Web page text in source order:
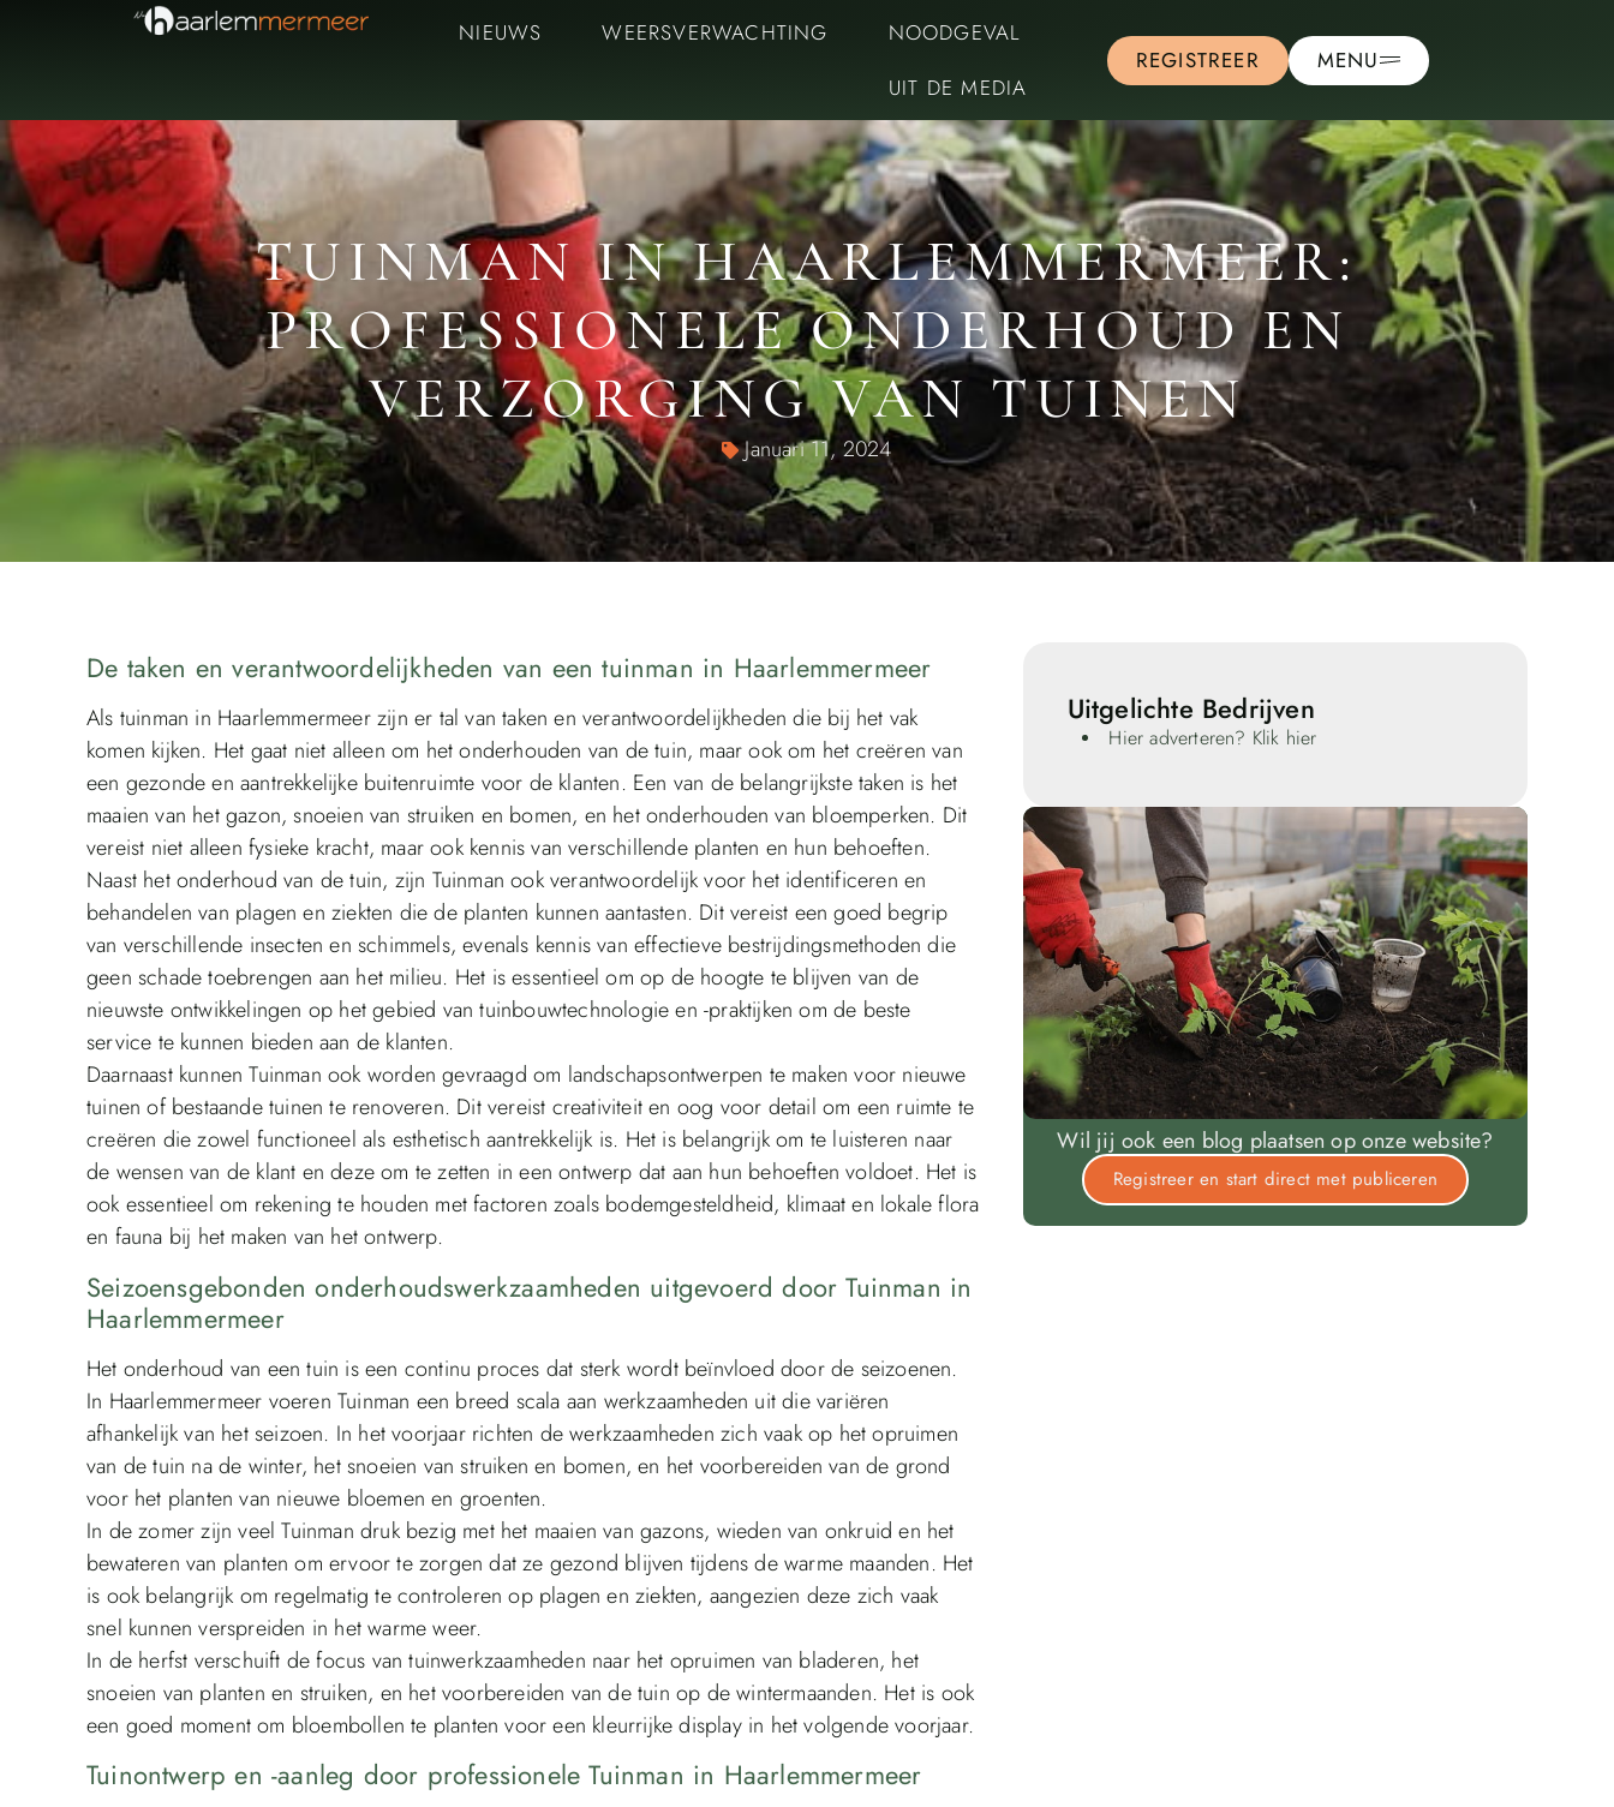
NIEUWS WEERSVERWACHTING
NOODGEVAL
UIT DE MEDIA
REGISTREER MENU
TUINMAN IN HAARLEMMERMEER:
PROFESSIONELE ONDERHOUD EN
VERZORGING VAN TUINEN
Januari 11, 2024
De taken en verantwoordelijkheden van een tuinman in Haarlemmermeer
Als tuinman in Haarlemmermeer zijn er tal van taken en verantwoordelijkheden die bij het vak
komen kijken. Het gaat niet alleen om het onderhouden van de tuin, maar ook om het creëren van
een gezonde en aantrekkelijke buitenruimte voor de klanten. Een van de belangrijkste taken is het
maaien van het gazon, snoeien van struiken en bomen, en het onderhouden van bloemperken. Dit
vereist niet alleen fysieke kracht, maar ook kennis van verschillende planten en hun behoeften.
Naast het onderhoud van de tuin, zijn Tuinman ook verantwoordelijk voor het identificeren en
behandelen van plagen en ziekten die de planten kunnen aantasten. Dit vereist een goed begrip
van verschillende insecten en schimmels, evenals kennis van effectieve bestrijdingsmethoden die
geen schade toebrengen aan het milieu. Het is essentieel om op de hoogte te blijven van de
nieuwste ontwikkelingen op het gebied van tuinbouwtechnologie en -praktijken om de beste
service te kunnen bieden aan de klanten.
Daarnaast kunnen Tuinman ook worden gevraagd om landschapsontwerpen te maken voor nieuwe
tuinen of bestaande tuinen te renoveren. Dit vereist creativiteit en oog voor detail om een ruimte te
creëren die zowel functioneel als esthetisch aantrekkelijk is. Het is belangrijk om te luisteren naar
de wensen van de klant en deze om te zetten in een ontwerp dat aan hun behoeften voldoet. Het is
ook essentieel om rekening te houden met factoren zoals bodemgesteldheid, klimaat en lokale flora
en fauna bij het maken van het ontwerp.
Seizoensgebonden onderhoudswerkzaamheden uitgevoerd door Tuinman in
Haarlemmermeer
Het onderhoud van een tuin is een continu proces dat sterk wordt beïnvloed door de seizoenen.
In Haarlemmermeer voeren Tuinman een breed scala aan werkzaamheden uit die variëren
afhankelijk van het seizoen. In het voorjaar richten de werkzaamheden zich vaak op het opruimen
van de tuin na de winter, het snoeien van struiken en bomen, en het voorbereiden van de grond
voor het planten van nieuwe bloemen en groenten.
In de zomer zijn veel Tuinman druk bezig met het maaien van gazons, wieden van onkruid en het
bewateren van planten om ervoor te zorgen dat ze gezond blijven tijdens de warme maanden. Het
is ook belangrijk om regelmatig te controleren op plagen en ziekten, aangezien deze zich vaak
snel kunnen verspreiden in het warme weer.
In de herfst verschuift de focus van tuinwerkzaamheden naar het opruimen van bladeren, het
snoeien van planten en struiken, en het voorbereiden van de tuin op de wintermaanden. Het is ook
een goed moment om bloembollen te planten voor een kleurrijke display in het volgende voorjaar.
Tuinontwerp en -aanleg door professionele Tuinman in Haarlemmermeer
Uitgelichte Bedrijven
Hier adverteren? Klik hier
Wil jij ook een blog plaatsen op onze website?
Registreer en start direct met publiceren